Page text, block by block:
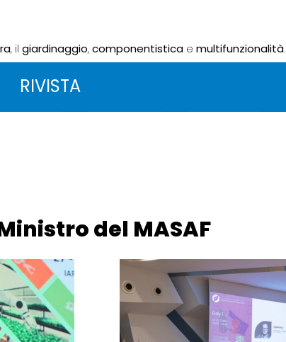
, il giardinaggio,componentisticae multifunzionalità.
RIVISTA
del MASAF